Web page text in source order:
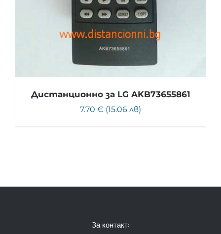
Дистанционно за LG AKB73655861
7.70 € (15.06 лв)
За контакт: